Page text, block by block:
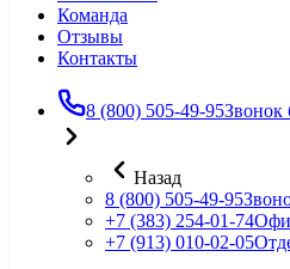
Команда
Отзывы
Контакты
8 (800) 505-49-95Звонок
Назад
8 (800) 505-49-95
+7 (383) 254-01-74
+7 (913) 010-02-05